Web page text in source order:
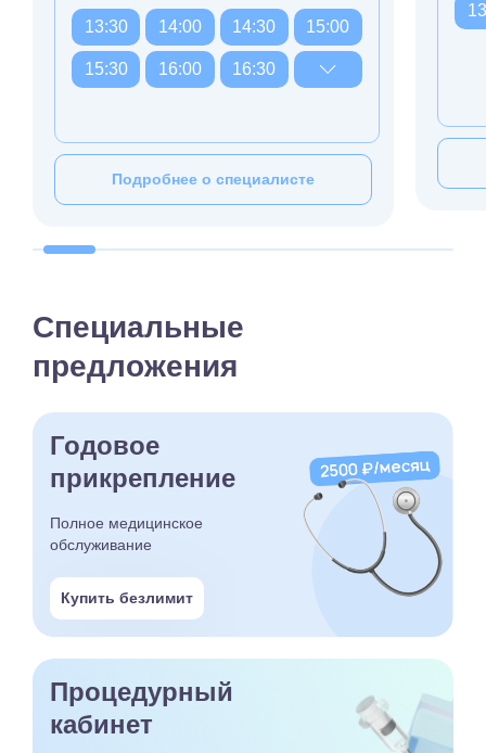
13:30 14:00 14:30 15:00
15:30 16:00 16:30
Подробнее о специалисте
Специальные
предложения
Годовое
прикрепление
Полное медицинское
обслуживание
Купить безлимит
Процедурный
кабинет